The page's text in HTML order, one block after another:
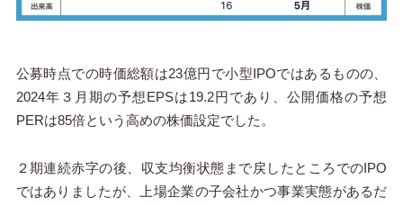
公募時点での時価総額は23億円で小型IPOではあるものの、
2024年３月期の予想EPSは19.2円であり、公開価格の予想
PERは85倍という高めの株価設定でした。
２期連続赤字の後、収支均衡状態まで戻したところでのIPO
ではありましたが、上場企業の子会社かつ事業実態があるだ